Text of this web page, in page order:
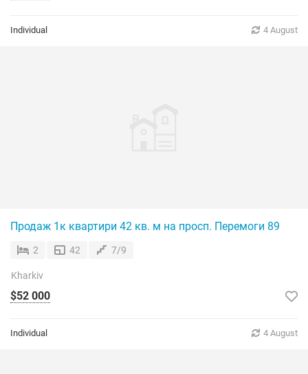
Individual 4 August
Продаж 1к квартири 42 кв. м на просп. Перемоги 89
2 42 7/9
Kharkiv
$52 000
Individual 4 August